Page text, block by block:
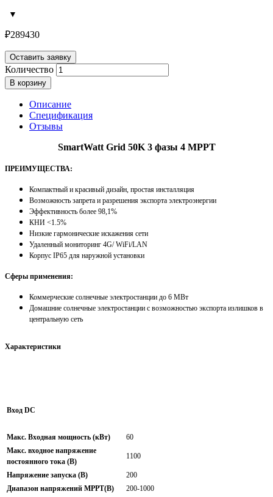
₽289430
Оставить заявку
Количество
В корзину
Описание
Спецификация
Отзывы
SmartWatt Grid 50K 3 фазы 4 MPPT
ПРЕИМУЩЕСТВА:
Компактный и красивый дизайн, простая инсталляция
Возможность запрета и разрешения экспорта электроэнергии
Эффективность более 98,1%
КНИ <1.5%
Низкие гармонические искажения сети
Удаленный мониторинг 4G/ WiFi/LAN
Корпус IP65 для наружной установки
Сферы применения:
Коммерческие солнечные электростанции до 6 МВт
Домашние солнечные электростанции с возможностью экспорта излишков в
центральную сеть
Характеристики
Вход DC
Макс. Входная мощность (кВт)
60
Макс. входное напряжение
постоянного тока (В)
1100
Напряжение запуска (В)
200
Диапазон напряжений МРРТ(В)
200-1000